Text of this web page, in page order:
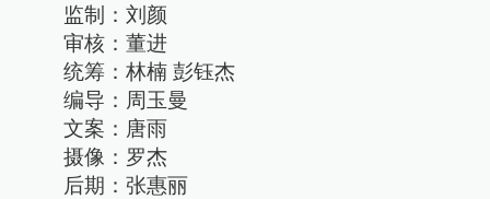
监制：刘颜
审核：董进
统筹：林楠 彭钰杰
编导：周玉曼
文案：唐雨
摄像：罗杰
后期：张惠丽